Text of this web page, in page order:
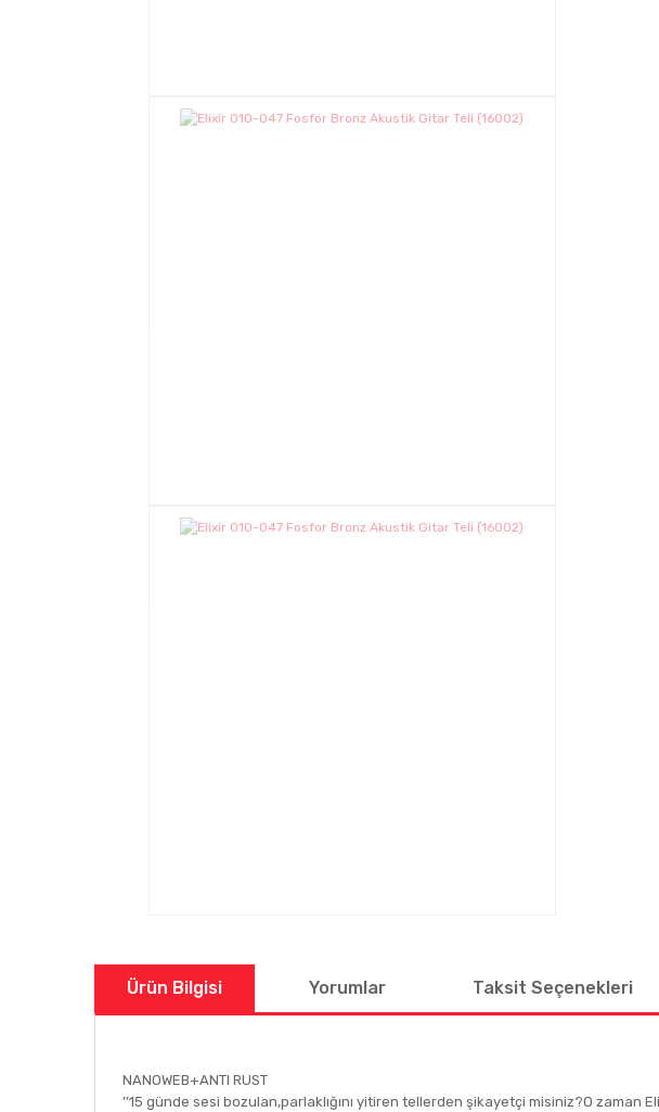
Ürün Bilgisi Yorumlar Taksit Seçenekleri
NANOWEB+ANTI RUST
’’15 günde sesi bozulan,parlaklığını yitiren tellerden şikayetçi misiniz?O zaman